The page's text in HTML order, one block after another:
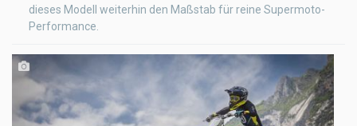
dieses Modell weiterhin den Maßstab für reine Supermoto-
Performance.